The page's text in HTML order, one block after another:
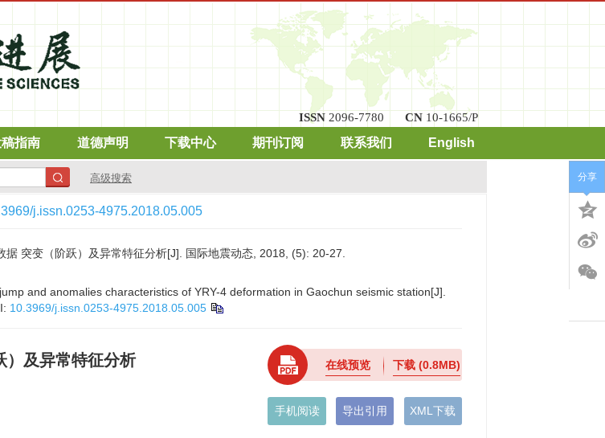
ISSN 2096-7780 CN 10-1665/P
指南 道德声明 下载中心 期刊订阅 联系我们 English
高级搜索
j.issn.0253-4975.2018.05.005
突变（阶跃）及异常特征分析[J]. 国际地震动态, 2018, (5): 20-27.
and anomalies characteristics of YRY-4 deformation in Gaochun seismic station[J].
10.3969/j.issn.0253-4975.2018.05.005
）及异常特征分析 在线预览 下载(0.8MB)
手机阅读 导出引用 XML下载
分享